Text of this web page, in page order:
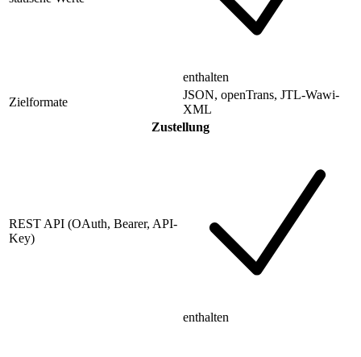
enthalten
Zielformate
JSON, openTrans, JTL-Wawi-
XML
Zustellung
REST API (OAuth, Bearer, API-
Key)
enthalten